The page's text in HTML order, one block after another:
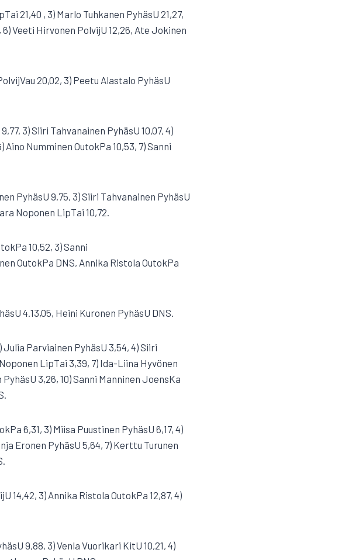
21,40 , 3) Marlo Tuhkanen PyhäsU 21,27,
Veeti Hirvonen PolvijU 12,26, Ate Jokinen
20,02, 3) Peetu Alastalo PyhäsU
3) Siiri Tahvanainen PyhäsU 10,07, 4)
Numminen OutokPa 10,53, 7) Sanni
PyhäsU 9,75, 3) Siiri Tahvanainen PyhäsU
Noponen LipTai 10,72.
10,52, 3) Sanni
OutokPa DNS, Annika Ristola OutokPa
4.13,05, Heini Kuronen PyhäsU DNS.
Julia Parviainen PyhäsU 3,54, 4) Siiri
LipTai 3,39, 7) Ida-Liina Hyvönen
3,26, 10) Sanni Manninen JoensKa
6,31, 3) Miisa Puustinen PyhäsU 6,17, 4)
Eronen PyhäsU 5,64, 7) Kerttu Turunen
14,42, 3) Annika Ristola OutokPa 12,87, 4)
9,88, 3) Venla Vuorikari KitU 10,21, 4)